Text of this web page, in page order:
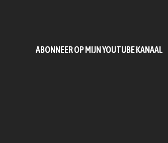
ABONNEER OP MIJN YOUTUBE KANAAL